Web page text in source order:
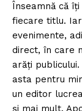
Înseamnă că
fiecare titlu.
evenimente,
direct, în care
arăți
asta pentru
un editor